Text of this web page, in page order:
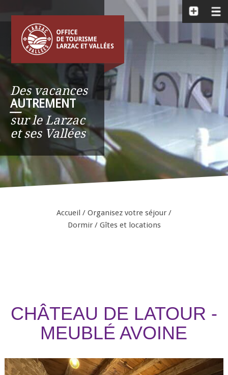
Des vacances
AUTREMENT
__
sur le Larzac
et ses Vallées
Accueil / Organisez votre séjour /
Dormir/ Gîtes et locations
CHÂTEAU DE LATOUR -
MEUBLÉ AVOINE